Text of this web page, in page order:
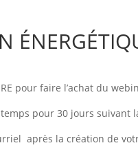
pour faire l’achat du
pour 30 jours suivant
après la création de